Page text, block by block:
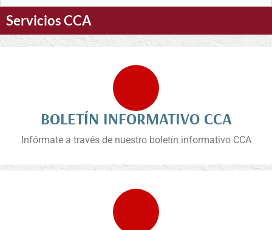
Servicios CCA
BOLETÍN INFORMATIVO CCA
Infórmate a través de nuestro boletín informativo CCA